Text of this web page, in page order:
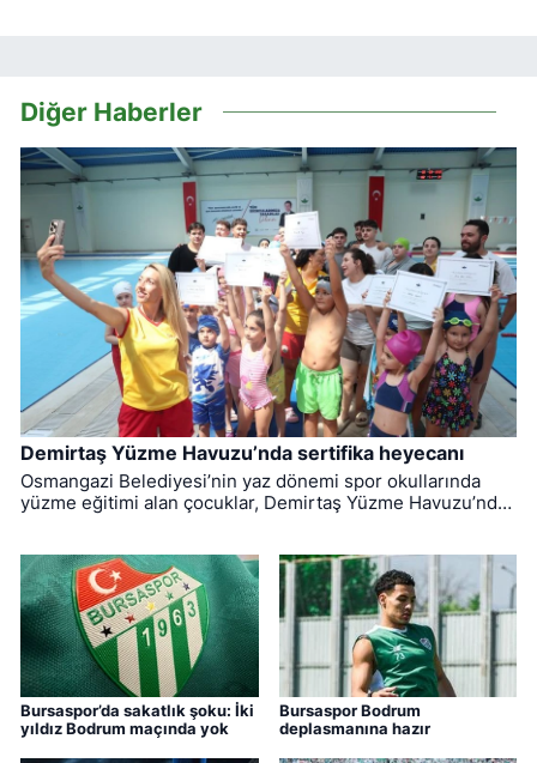
Diğer Haberler
Demirtaş Yüzme Havuzu’nda sertifika heyecanı
Osmangazi Belediyesi’nin yaz dönemi spor okullarında
yüzme eğitimi alan çocuklar, Demirtaş Yüzme Havuzu’nda
Bursaspor’da sakatlık şoku: İki
yıldız Bodrum maçında yok
Bursaspor Bodrum
deplasmanına hazır